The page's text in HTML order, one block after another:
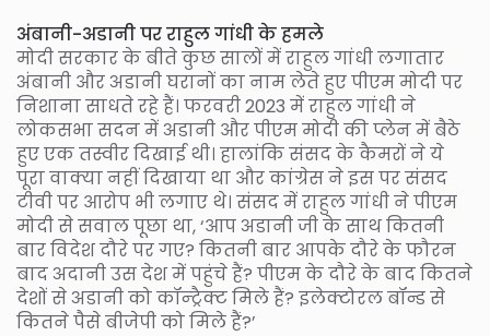
अंबानी-अडानी पर राहुल गांधी के हमले
मोदी सरकार के बीते कुछ सालों में राहुल गांधी लगातार
अंबानी और अडानी घरानों का नाम लेते हुए पीएम मोदी पर
निशाना साधते रहे हैं। फरवरी 2023 में राहुल गांधी ने
लोकसभा सदन में अडानी और पीएम मोदी की प्लेन में बैठे
हुए एक तस्वीर दिखाई थी। हालांकि संसद के कैमरों ने ये
पूरा वाक्या नहीं दिखाया था और कांग्रेस ने इस पर संसद
टीवी पर आरोप भी लगाए थे। संसद में राहुल गांधी ने पीएम
मोदी से सवाल पूछा था, ‘आप अडानी जी के साथ कितनी
बार विदेश दौरे पर गए? कितनी बार आपके दौरे के फौरन
बाद अदानी उस देश में पहुंचे हैं? पीएम के दौरे के बाद कितने
देशों से अडानी को कॉन्ट्रैक्ट मिले हैं? इलेक्टोरल बॉन्ड से
कितने पैसे बीजेपी को मिले हैं?’